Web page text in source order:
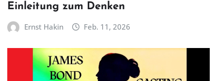
Einleitung zum Denken
Ernst Hakin Feb. 11, 2026